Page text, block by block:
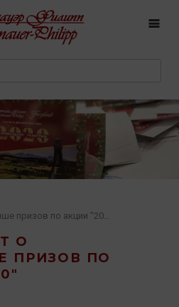
О
ПРИЗОВ ПО
Фото-отчет о розыгрыше призов по акции "2020"